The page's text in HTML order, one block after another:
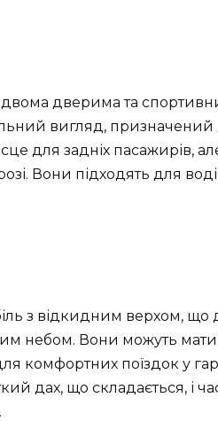
двома дверима та
вигляд,
для задніх пасажирів,
Вони підходять для
з відкидним верхом,
небом. Вони можуть
комфортних поїздок у
дах, що складається, і